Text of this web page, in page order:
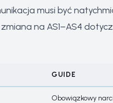
musi być
na AS1–AS4
GUIDE
Obowiązkowy